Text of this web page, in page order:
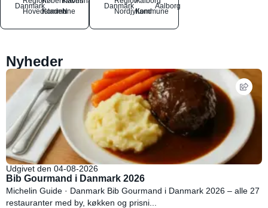
Danmark
Hovedstaden
Kommune
N
Danmark
NordjyllandKommune
Aalborg
Nyheder
Udgivet den 04-08-2026
Bib Gourmand i Danmark 2026
Michelin Guide · Danmark Bib Gourmand i Danmark 2026 – alle 27
restauranter med by, køkken og prisni...